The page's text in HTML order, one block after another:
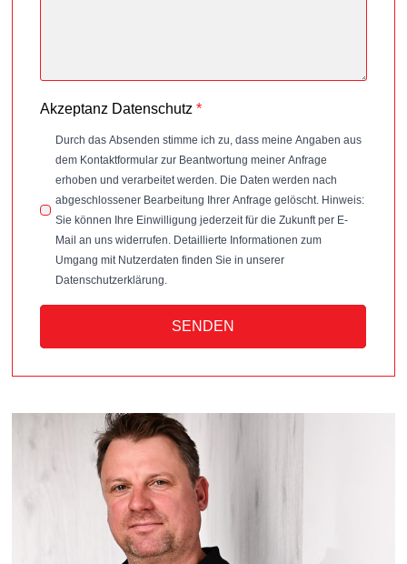
Akzeptanz Datenschutz *
Durch das Absenden stimme ich zu, dass meine Angaben aus
dem Kontaktformular zur Beantwortung meiner Anfrage
erhoben und verarbeitet werden. Die Daten werden nach
abgeschlossener Bearbeitung Ihrer Anfrage gelöscht. Hinweis:
Sie können Ihre Einwilligung jederzeit für die Zukunft per E-
Mail an uns widerrufen. Detaillierte Informationen zum
Umgang mit Nutzerdaten finden Sie in unserer
Datenschutzerklärung.
SENDEN